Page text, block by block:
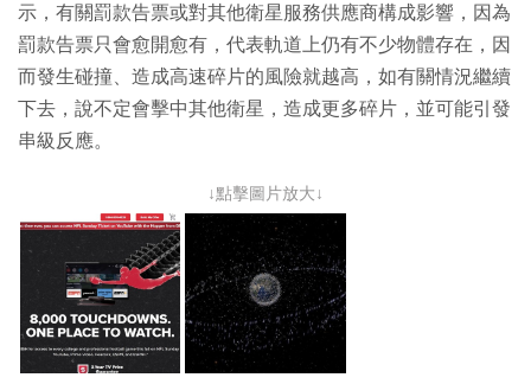
示，有關罰款告票或對其他衛星服務供應商構成影響，因為
罰款告票只會愈開愈有，代表軌道上仍有不少物體存在，因
而發生碰撞、造成高速碎片的風險就越高，如有關情況繼續
下去，說不定會擊中其他衛星，造成更多碎片，並可能引發
串級反應。
↓點擊圖片放大↓